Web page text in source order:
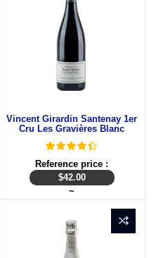
Vincent Girardin Santenay 1er
Cru Les Gravières Blanc
Reference price :
$42.00
~